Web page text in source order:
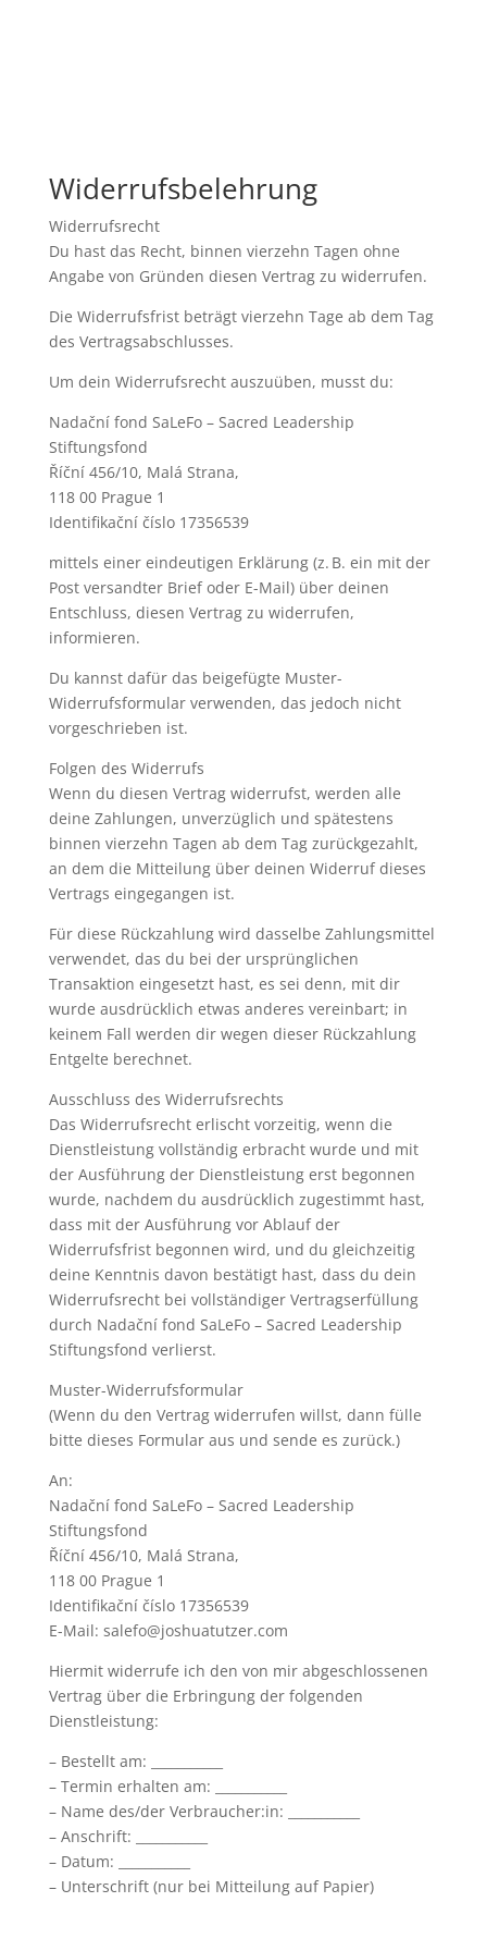
Widerrufsbelehrung
Widerrufsrecht
Du hast das Recht, binnen vierzehn Tagen ohne
Angabe von Gründen diesen Vertrag zu widerrufen.
Die Widerrufsfrist beträgt vierzehn Tage ab dem Tag
des Vertragsabschlusses.
Um dein Widerrufsrecht auszuüben, musst du:
Nadační fond SaLeFo – Sacred Leadership
Stiftungsfond
Říční 456/10, Malá Strana,
118 00 Prague 1
Identifikační číslo 17356539
mittels einer eindeutigen Erklärung (z. B. ein mit der
Post versandter Brief oder E-Mail) über deinen
Entschluss, diesen Vertrag zu widerrufen,
informieren.
Du kannst dafür das beigefügte Muster-
Widerrufsformular verwenden, das jedoch nicht
vorgeschrieben ist.
Folgen des Widerrufs
Wenn du diesen Vertrag widerrufst, werden alle
deine Zahlungen, unverzüglich und spätestens
binnen vierzehn Tagen ab dem Tag zurückgezahlt,
an dem die Mitteilung über deinen Widerruf dieses
Vertrags eingegangen ist.
Für diese Rückzahlung wird dasselbe Zahlungsmittel
verwendet, das du bei der ursprünglichen
Transaktion eingesetzt hast, es sei denn, mit dir
wurde ausdrücklich etwas anderes vereinbart; in
keinem Fall werden dir wegen dieser Rückzahlung
Entgelte berechnet.
Ausschluss des Widerrufsrechts
Das Widerrufsrecht erlischt vorzeitig, wenn die
Dienstleistung vollständig erbracht wurde und mit
der Ausführung der Dienstleistung erst begonnen
wurde, nachdem du ausdrücklich zugestimmt hast,
dass mit der Ausführung vor Ablauf der
Widerrufsfrist begonnen wird, und du gleichzeitig
deine Kenntnis davon bestätigt hast, dass du dein
Widerrufsrecht bei vollständiger Vertragserfüllung
durch Nadační fond SaLeFo – Sacred Leadership
Stiftungsfond verlierst.
Muster-Widerrufsformular
(Wenn du den Vertrag widerrufen willst, dann fülle
bitte dieses Formular aus und sende es zurück.)
An:
Nadační fond SaLeFo – Sacred Leadership
Stiftungsfond
Říční 456/10, Malá Strana,
118 00 Prague 1
Identifikační číslo 17356539
E-Mail: salefo@joshuatutzer.com
Hiermit widerrufe ich den von mir abgeschlossenen
Vertrag über die Erbringung der folgenden
Dienstleistung:
– Bestellt am: ___________
– Termin erhalten am: ___________
– Name des/der Verbraucher:in: ___________
– Anschrift: ___________
– Datum: ___________
– Unterschrift (nur bei Mitteilung auf Papier)